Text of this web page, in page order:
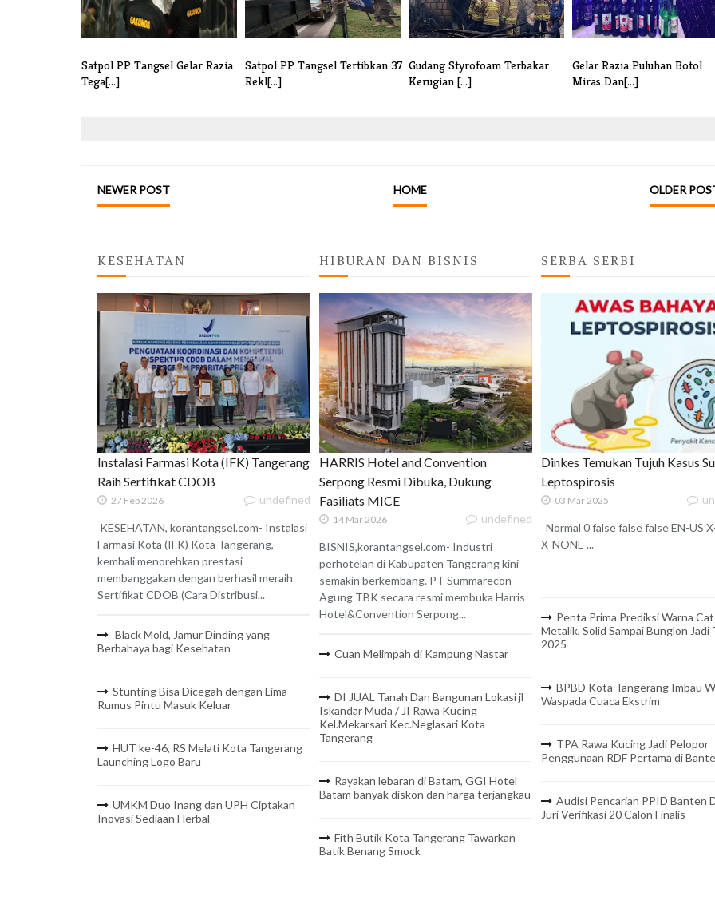
Satpol PP Tangsel Gelar Razia
Tega[...]
Satpol PP Tangsel Tertibkan 37
Rekl[...]
Gudang Styrofoam Terbakar
Kerugian [...]
Gelar Razia Puluhan Botol
Miras Dan[...]
NEWER POST OLDER
HOME
KESEHATAN
Instalasi Farmasi Kota (IFK) Tangerang
Raih Sertifikat CDOB
27 Feb 2026 undefined
KESEHATAN, korantangsel.com- Instalasi
Farmasi Kota (IFK) Kota Tangerang,
kembali menorehkan prestasi
membanggakan dengan berhasil meraih
Sertifikat CDOB (Cara Distribusi...
Black Mold, Jamur Dinding yang
Berbahaya bagi Kesehatan
Stunting Bisa Dicegah dengan Lima
Rumus Pintu Masuk Keluar
HUT ke-46, RS Melati Kota Tangerang
Launching Logo Baru
UMKM Duo Inang dan UPH Ciptakan
Inovasi Sediaan Herbal
HIBURAN DAN BISNIS
HARRIS Hotel and Convention
Serpong Resmi Dibuka, Dukung
Fasiliats MICE
14 Mar 2026 undefined
BISNIS,korantangsel.com- Industri
perhotelan di Kabupaten Tangerang kini
semakin berkembang. PT Summarecon
Agung TBK secara resmi membuka Harris
Hotel&Convention Serpong...
Cuan Melimpah di Kampung Nastar
DI JUAL Tanah Dan Bangunan Lokasi jl
Iskandar Muda / JI Rawa Kucing
Kel.Mekarsari Kec.Neglasari Kota
Tangerang
Rayakan lebaran di Batam, GGI Hotel
Batam banyak diskon dan harga terjangkau
Fith Butik Kota Tangerang Tawarkan
Batik Benang Smock
SERBA SERBI
Dinkes Temukan Tujuh Kasus
Leptospirosis
03 Mar 2025
Normal 0 false false false EN-US
X-NONE ...
Penta Prima Prediksi Warna
Metalik, Solid Sampai Bunglon Jadi
2025
BPBD Kota Tangerang Imbau
Waspada Cuaca Ekstrim
TPA Rawa Kucing Jadi Pelopor
Penggunaan RDF Pertama di
Audisi Pencarian PPID Banten
Juri Verifikasi 20 Calon Finalis